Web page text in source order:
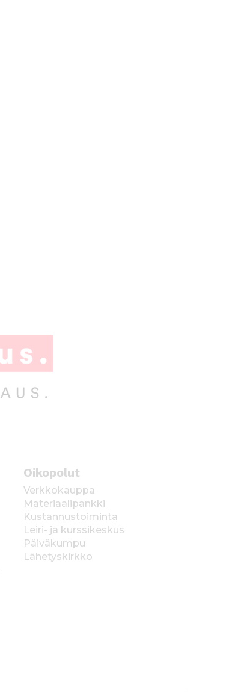
Oikopolut
Verkkokauppa
Materiaalipankki
Kustannustoiminta
Leiri- ja kurssikeskus
Päiväkumpu
Lähetyskirkko